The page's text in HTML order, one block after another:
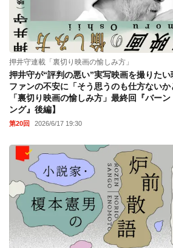
押井守連載「裏切り映画の愉しみ方」
押井守が“評判の悪い”実写映画を撮りたい
ファンの不安に「そう思うのも仕方ない
「裏切り映画の愉しみ方」最終回『バー
ング』後編】
第20回 2026/6/17 19:30